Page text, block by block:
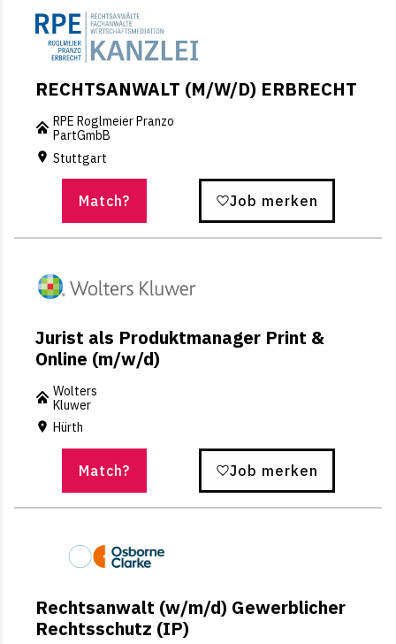
RECHTSANWALT (M/W/D) ERBRECHT
RPE Roglmeier Pranzo
PartGmbB
Stuttgart
Match? Job merken
Jurist als Produktmanager Print &
Online (m/w/d)
Wolters
Kluwer
Hürth
Match? Job merken
Rechtsanwalt (w/m/d) Gewerblicher
Rechtsschutz (IP)